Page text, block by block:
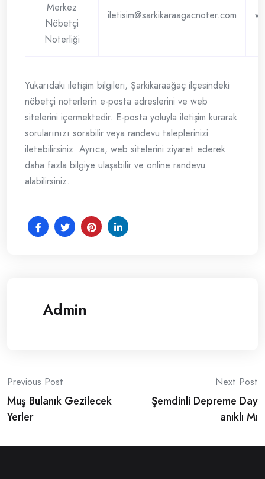
Merkez
Nöbetçi
Noterliği
iletisim@sarkikaraagacnoter.com
Yukarıdaki iletişim bilgileri, Şarkikaraağaç ilçesindeki
nöbetçi noterlerin e-posta adreslerini ve web
sitelerini içermektedir. E-posta yoluyla iletişim kurarak
sorularınızı sorabilir veya randevu taleplerinizi
iletebilirsiniz. Ayrıca, web sitelerini ziyaret ederek
daha fazla bilgiye ulaşabilir ve online randevu
alabilirsiniz.
Admin
Post
navigation
Previous Post
Muş Bulanık Gezilecek
Yerler
Next Post
Şemdinli Depreme Day
anıklı Mı